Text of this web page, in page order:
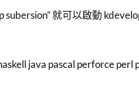
subersion” 就可以啟動
java pascal perforce perl